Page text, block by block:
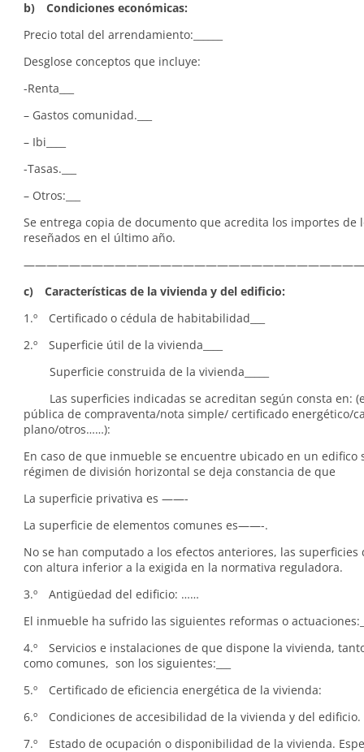
b) Condiciones económicas:
Precio total del arrendamiento:______
Desglose conceptos que incluye:
-Renta___
– Gastos comunidad.___
– Ibi____
-Tasas.___
– Otros:___
Se entrega copia de documento que acredita los importes de
reseñados en el último año.
c) Características de la vivienda y del edificio:
1.º Certificado o cédula de habitabilidad___
2.º Superficie útil de la vivienda____
Superficie construida de la vivienda_____
Las superficies indicadas se acreditan según consta en:
pública de compraventa/nota simple/ certificado energético/
plano/otros……):
En caso de que inmueble se encuentre ubicado en un edifico
régimen de división horizontal se deja constancia de que
La superficie privativa es ——-
La superficie de elementos comunes es——-.
No se han computado a los efectos anteriores, las superficies
con altura inferior a la exigida en la normativa reguladora.
3.º Antigüedad del edificio: ……
El inmueble ha sufrido las siguientes reformas o
4.º Servicios e instalaciones de que dispone la vivienda,
como comunes, son los siguientes:___
5.º Certificado de eficiencia energética de la vivienda:
6.º Condiciones de accesibilidad de la vivienda y del edificio.
7.º Estado de ocupación o disponibilidad de la vivienda.